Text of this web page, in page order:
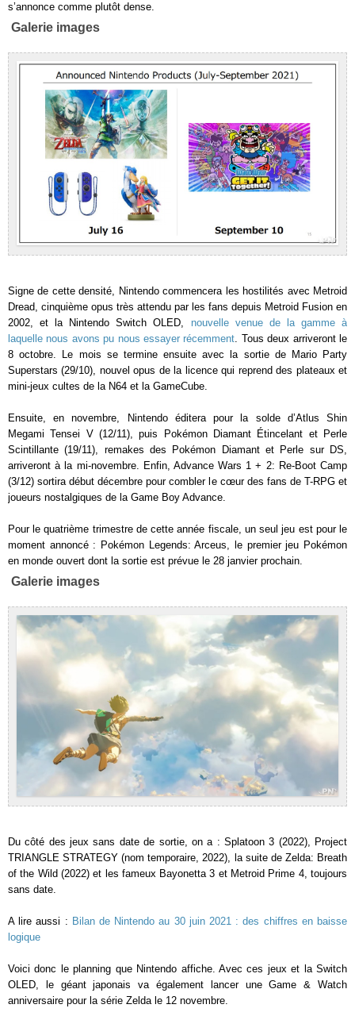
s’annonce comme plutôt dense.
Galerie images
Signe de cette densité, Nintendo commencera les hostilités avec Metroid
Dread, cinquième opus très attendu par les fans depuis Metroid Fusion en
2002, et la Nintendo Switch OLED, nouvelle venue de la gamme à
laquelle nous avons pu nous essayer récemment . Tous deux arriveront le
8 octobre. Le mois se termine ensuite avec la sortie de Mario Party
Superstars (29/10), nouvel opus de la licence qui reprend des plateaux et
mini-jeux cultes de la N64 et la GameCube.
Ensuite, en novembre, Nintendo éditera pour la solde d’Atlus Shin
Megami Tensei V (12/11), puis Pokémon Diamant Étincelant et Perle
Scintillante (19/11), remakes des Pokémon Diamant et Perle sur DS,
arriveront à la mi-novembre. Enfin, Advance Wars 1 + 2: Re-Boot Camp
(3/12) sortira début décembre pour combler le cœur des fans de T-RPG et
joueurs nostalgiques de la Game Boy Advance.
Pour le quatrième trimestre de cette année fiscale, un seul jeu est pour le
moment annoncé : Pokémon Legends: Arceus, le premier jeu Pokémon
en monde ouvert dont la sortie est prévue le 28 janvier prochain.
Galerie images
Du côté des jeux sans date de sortie, on a : Splatoon 3 (2022), Project
TRIANGLE STRATEGY (nom temporaire, 2022), la suite de Zelda: Breath
of the Wild (2022) et les fameux Bayonetta 3 et Metroid Prime 4, toujours
sans date.
A lire aussi : Bilan de Nintendo au 30 juin 2021 : des chiffres en baisse
logique
Voici donc le planning que Nintendo affiche. Avec ces jeux et la Switch
OLED, le géant japonais va également lancer une Game & Watch
anniversaire pour la série Zelda le 12 novembre.